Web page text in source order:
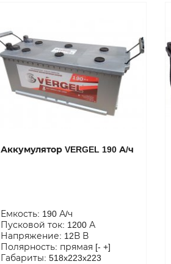
Аккумулятор VERGEL 190 А/ч
Емкость: 190 А/ч
Пусковой ток: 1200 А
Напряжение: 12В В
Полярность: прямая [- +]
Габариты: 518x223x223